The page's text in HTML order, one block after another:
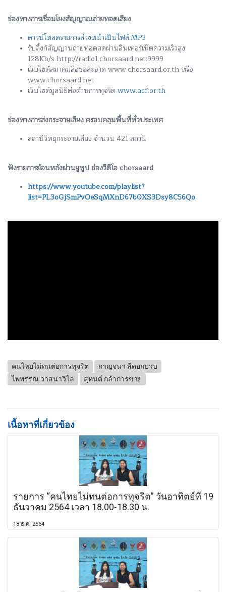
ช่องทางการเชื่อมโยงสัญญาณถ่ายทอดเสียง
ดาวน์โหลดรายการล่วงหน้าเป็นไฟล์.MP3
รับลิ้งก์สัญญานถ่ายทอดสดผ่านอินเทอร์เน็ตความเร็วสูง
128Kb/s http://radio1.chorsaard.net:9999
เว็บไซต์สมาคมสื่อช่อสะอาด www.chorsaard.or.th หรือ
www.chorsaard.net
เว็บไซต์มูลนิธิต่อต้านการทุจริต www.acf.or.th
ช่องทางการส่งกระจายเสียง ครอบคลุมพื้นที่ทั่วประเทศ
สถานีวิทยุกระจายเสียง จำนวน 421 สถานี
ฟังรายการย้อนหลังผ่านยูทูป ช่องวีดีโอ chorsaard
https://www.youtube.com/playlist?
list=PL3oGjSmPvOeSqMXnD67b0XS3Dsy8C56Qo
คนไทยไม่ทนต่อการทุจริต
กาญจนา สีดอกบวบ
ไพพรรณ วาสนาวิไล
สุทนต์ กล้าการขาย
เนื้อหาที่เกี่ยวข้อง
รายการ “คนไทยไม่ทนต่อการทุจริต” วันอาทิตย์ที่ 19
ธันวาคม 2564 เวลา 18.00-18.30 น.
18 ธ.ค. 2564